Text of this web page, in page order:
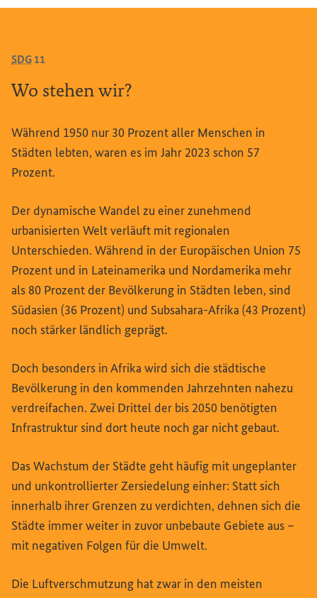
SDG 11
Wo stehen wir?
Während 1950 nur 30 Prozent aller Menschen in
Städten lebten, waren es im Jahr 2023 schon 57
Prozent.
Der dynamische Wandel zu einer zunehmend
urbanisierten Welt verläuft mit regionalen
Unterschieden. Während in der Europäischen Union 75
Prozent und in Lateinamerika und Nordamerika mehr
als 80 Prozent der Bevölkerung in Städten leben, sind
Südasien (36 Prozent) und Subsahara-Afrika (43 Prozent)
noch stärker ländlich geprägt.
Doch besonders in Afrika wird sich die städtische
Bevölkerung in den kommenden Jahrzehnten nahezu
verdreifachen. Zwei Drittel der bis 2050 benötigten
Infrastruktur sind dort heute noch gar nicht gebaut.
Das Wachstum der Städte geht häufig mit ungeplanter
und unkontrollierter Zersiedelung einher: Statt sich
innerhalb ihrer Grenzen zu verdichten, dehnen sich die
Städte immer weiter in zuvor unbebaute Gebiete aus –
mit negativen Folgen für die Umwelt.
Die Luftverschmutzung hat zwar in den meisten